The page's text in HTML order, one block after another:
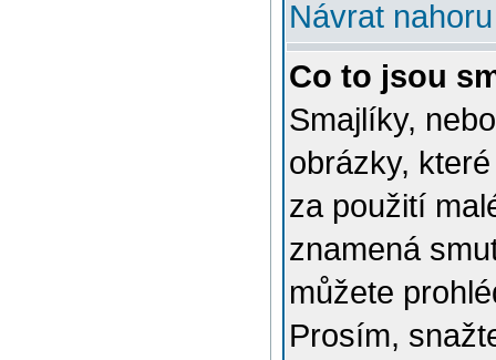
Návrat nahoru
Co to jsou
Smajlíky,
obrázky,
za použití
znamená
můžete
Prosím,